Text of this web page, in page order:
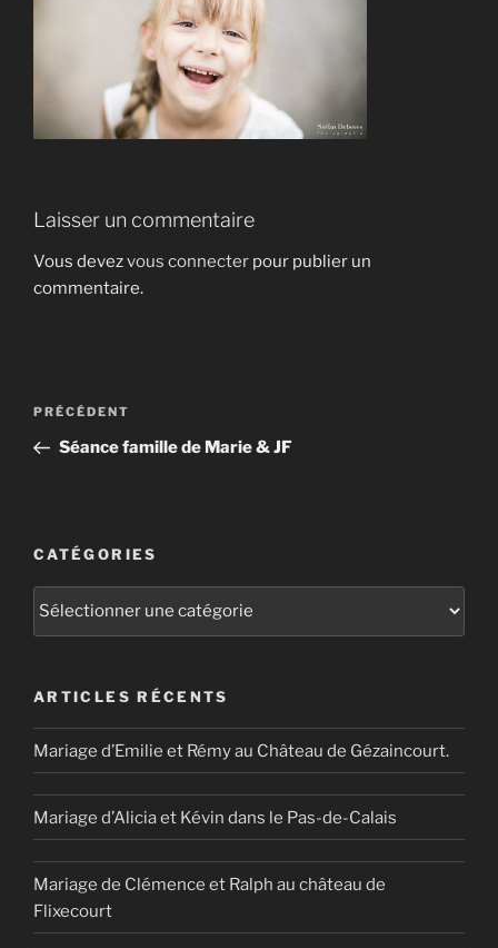
Laisser un commentaire
Vous devezvous connecter pour publier un
commentaire.
Navigation
l’article
Article
précédent
PRÉCÉDENT
Séance famille de Marie & JF
CATÉGORIES
Catégories
ARTICLES RÉCENTS
Mariage d’Emilie et Rémy au Château de Gézaincourt.
Mariage d’Alicia et Kévin dans le Pas-de-Calais
Mariage de Clémence et Ralph au château de
Flixecourt